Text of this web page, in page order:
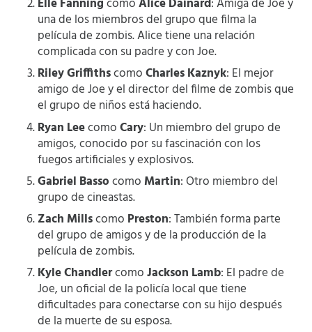
una de los miembros del grupo que filma la
película de zombis. Alice tiene una relación
complicada con su padre y con Joe.
Riley GriffithscomoCharles Kaznyk: El mejor
amigo de Joe y el director del filme de zombis que
el grupo de niños está haciendo.
Ryan LeecomoCary: Un miembro del grupo de
amigos, conocido por su fascinación con los
fuegos artificiales y explosivos.
Gabriel Bassocomo Martin: Otro miembro del
grupo de cineastas.
Zach Millscomo Preston: También forma parte
del grupo de amigos y de la producción de la
película de zombis.
Kyle ChandlercomoJackson Lamb: El padre de
Joe, un oficial de la policía local que tiene
dificultades para conectarse con su hijo después
de la muerte de su esposa.